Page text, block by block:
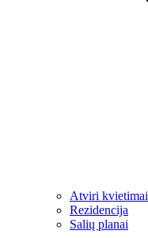
Atviri kvietimai
Rezidencija
Salių planai